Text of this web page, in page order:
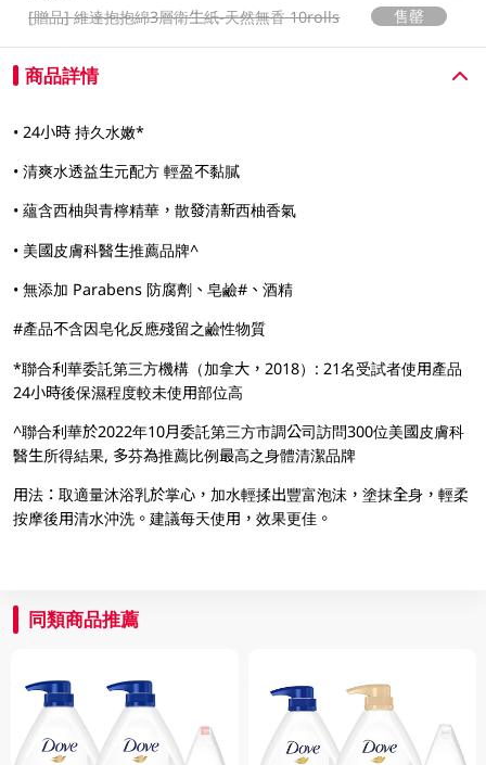
[贈品]維達抱抱綿3層衛生紙-天然無香 10rolls 售罄
商品詳情
• 24小時 持久水嫩*
• 清爽水透益生元配方 輕盈不黏膩
• 蘊含西柚與青檸精華，散發清新西柚香氣
• 美國皮膚科醫生推薦品牌^
• 無添加 Parabens 防腐劑、皂鹼#、酒精
#產品不含因皂化反應殘留之鹼性物質
*聯合利華委託第三方機構（加拿大，2018）: 21名受試者使用產品
24小時後保濕程度較未使用部位高
^聯合利華於2022年10月委託第三方市調公司訪問300位美國皮膚科
醫生所得結果, 多芬為推薦比例最高之身體清潔品牌
用法：取適量沐浴乳於掌心，加水輕揉出豐富泡沫，塗抹全身，輕柔
按摩後用清水沖洗。建議每天使用，效果更佳。
同類商品推薦